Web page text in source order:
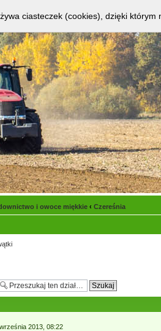
i owoce miękkie ‹ Czereśnia
2013, 08:22
ciasteczek (cookies), dzięki którym